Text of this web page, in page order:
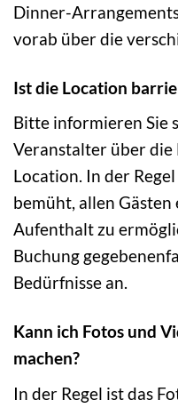
Dinner-
vorab über die
Ist die Location
Bitte informieren Sie
Veranstalter über
Location. In der
bemüht, allen Gästen
Aufenthalt zu
Buchung
Bedürfnisse an.
Kann ich Fotos und
machen?
In der Regel ist das